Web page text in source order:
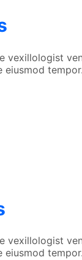
vexillologist
eiusmod
vexillologist
eiusmod